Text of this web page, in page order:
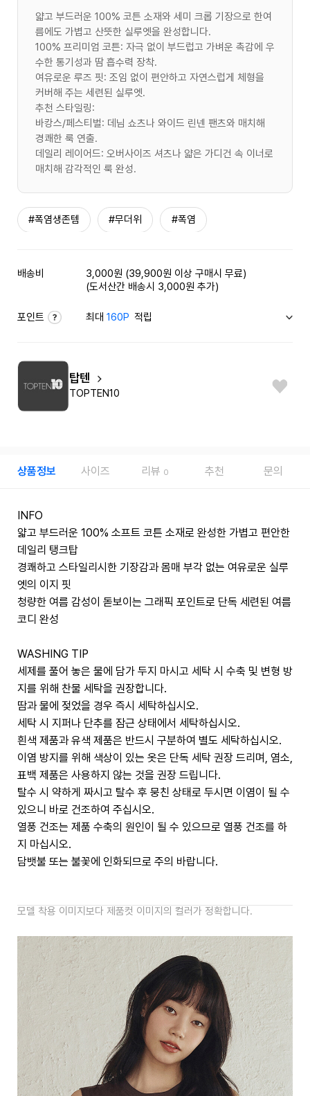
얇고 부드러운 100% 코튼 소재와 세미 크롭 기장으로 한여
름에도 가볍고 산뜻한 실루엣을 완성합니다.
100% 프리미엄 코튼: 자극 없이 부드럽고 가벼운 촉감에 우
수한 통기성과 땀 흡수력 장착.
여유로운 루즈 핏: 조임 없이 편안하고 자연스럽게 체형을
커버해 주는 세련된 실루엣.
추천 스타일링:
바캉스/페스티벌: 데님 쇼츠나 와이드 린넨 팬츠와 매치해
경쾌한 룩 연출.
데일리 레이어드: 오버사이즈 셔츠나 얇은 가디건 속 이너로
매치해 감각적인 룩 완성.
#폭염생존템 #무더위 #폭염
배송비
3,000원 (39,900원 이상 구매시 무료)
(도서산간 배송시 3,000원 추가)
포인트 최대160P 적립
탑텐
TOPTEN10
상품정보 사이즈 리뷰 0 추천 문의
INFO
얇고 부드러운 100% 소프트 코튼 소재로 완성한 가볍고 편안한
데일리 탱크탑
경쾌하고 스타일리시한 기장감과 몸매 부각 없는 여유로운 실루
엣의 이지 핏
청량한 여름 감성이 돋보이는 그래픽 포인트로 단독 세련된 여름
코디 완성
WASHING TIP
세제를 풀어 놓은 물에 담가 두지 마시고 세탁 시 수축 및 변형 방
지를 위해 찬물 세탁을 권장합니다.
땀과 물에 젖었을 경우 즉시 세탁하십시오.
세탁 시 지퍼나 단추를 잠근 상태에서 세탁하십시오.
흰색 제품과 유색 제품은 반드시 구분하여 별도 세탁하십시오.
이염 방지를 위해 색상이 있는 옷은 단독 세탁 권장 드리며, 염소,
표백 제품은 사용하지 않는 것을 권장 드립니다.
탈수 시 약하게 짜시고 탈수 후 뭉친 상태로 두시면 이염이 될 수
있으니 바로 건조하여 주십시오.
열풍 건조는 제품 수축의 원인이 될 수 있으므로 열풍 건조를 하
지 마십시오.
담뱃불 또는 불꽃에 인화되므로 주의 바랍니다.
모델 착용 이미지보다 제품컷 이미지의 컬러가 정확합니다.